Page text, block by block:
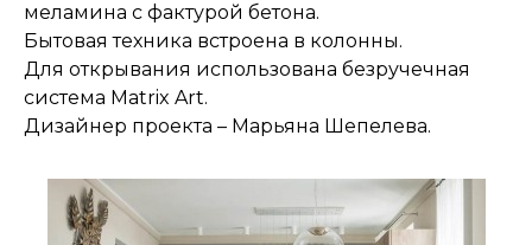
меламина с фактурой бетона.
Бытовая техника встроена в колонны.
Для открывания использована безручечная
система Matrix Art.
Дизайнер проекта – Марьяна Шепелева.